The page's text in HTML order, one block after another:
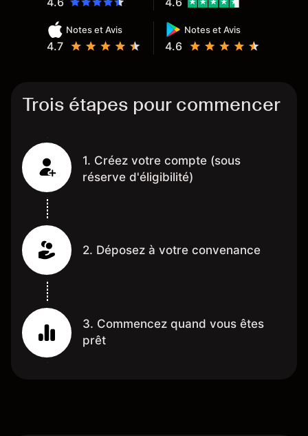
Notes et Avis
4.7
Notes et Avis
4.6
Trois étapes pour commencer
1. Créez votre compte (sous
réserve d'éligibilité)
2. Déposez à votre convenance
3. Commencez quand vous êtes
prêt